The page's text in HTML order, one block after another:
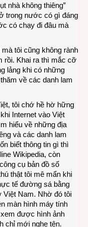
nhà không thiêng”
trong nước có gì đáng
có chạy đi đâu mà
tôi cũng không rành
rồi. Khai ra thì mắc cỡ
lảng khi có những
về các danh lam
tôi chớ hề hờ hững
Internet vào Việt
hiểu về những địa
và các danh lam
biết thông tin gì thì
Wikipedia, còn
cụ bản đồ số
thật tôi mê mẩn khi
tế đường sá bằng
Việt Nam. Nhờ đó tôi
màn hình máy tính
được hình ảnh
chỉ mới nghe tên.